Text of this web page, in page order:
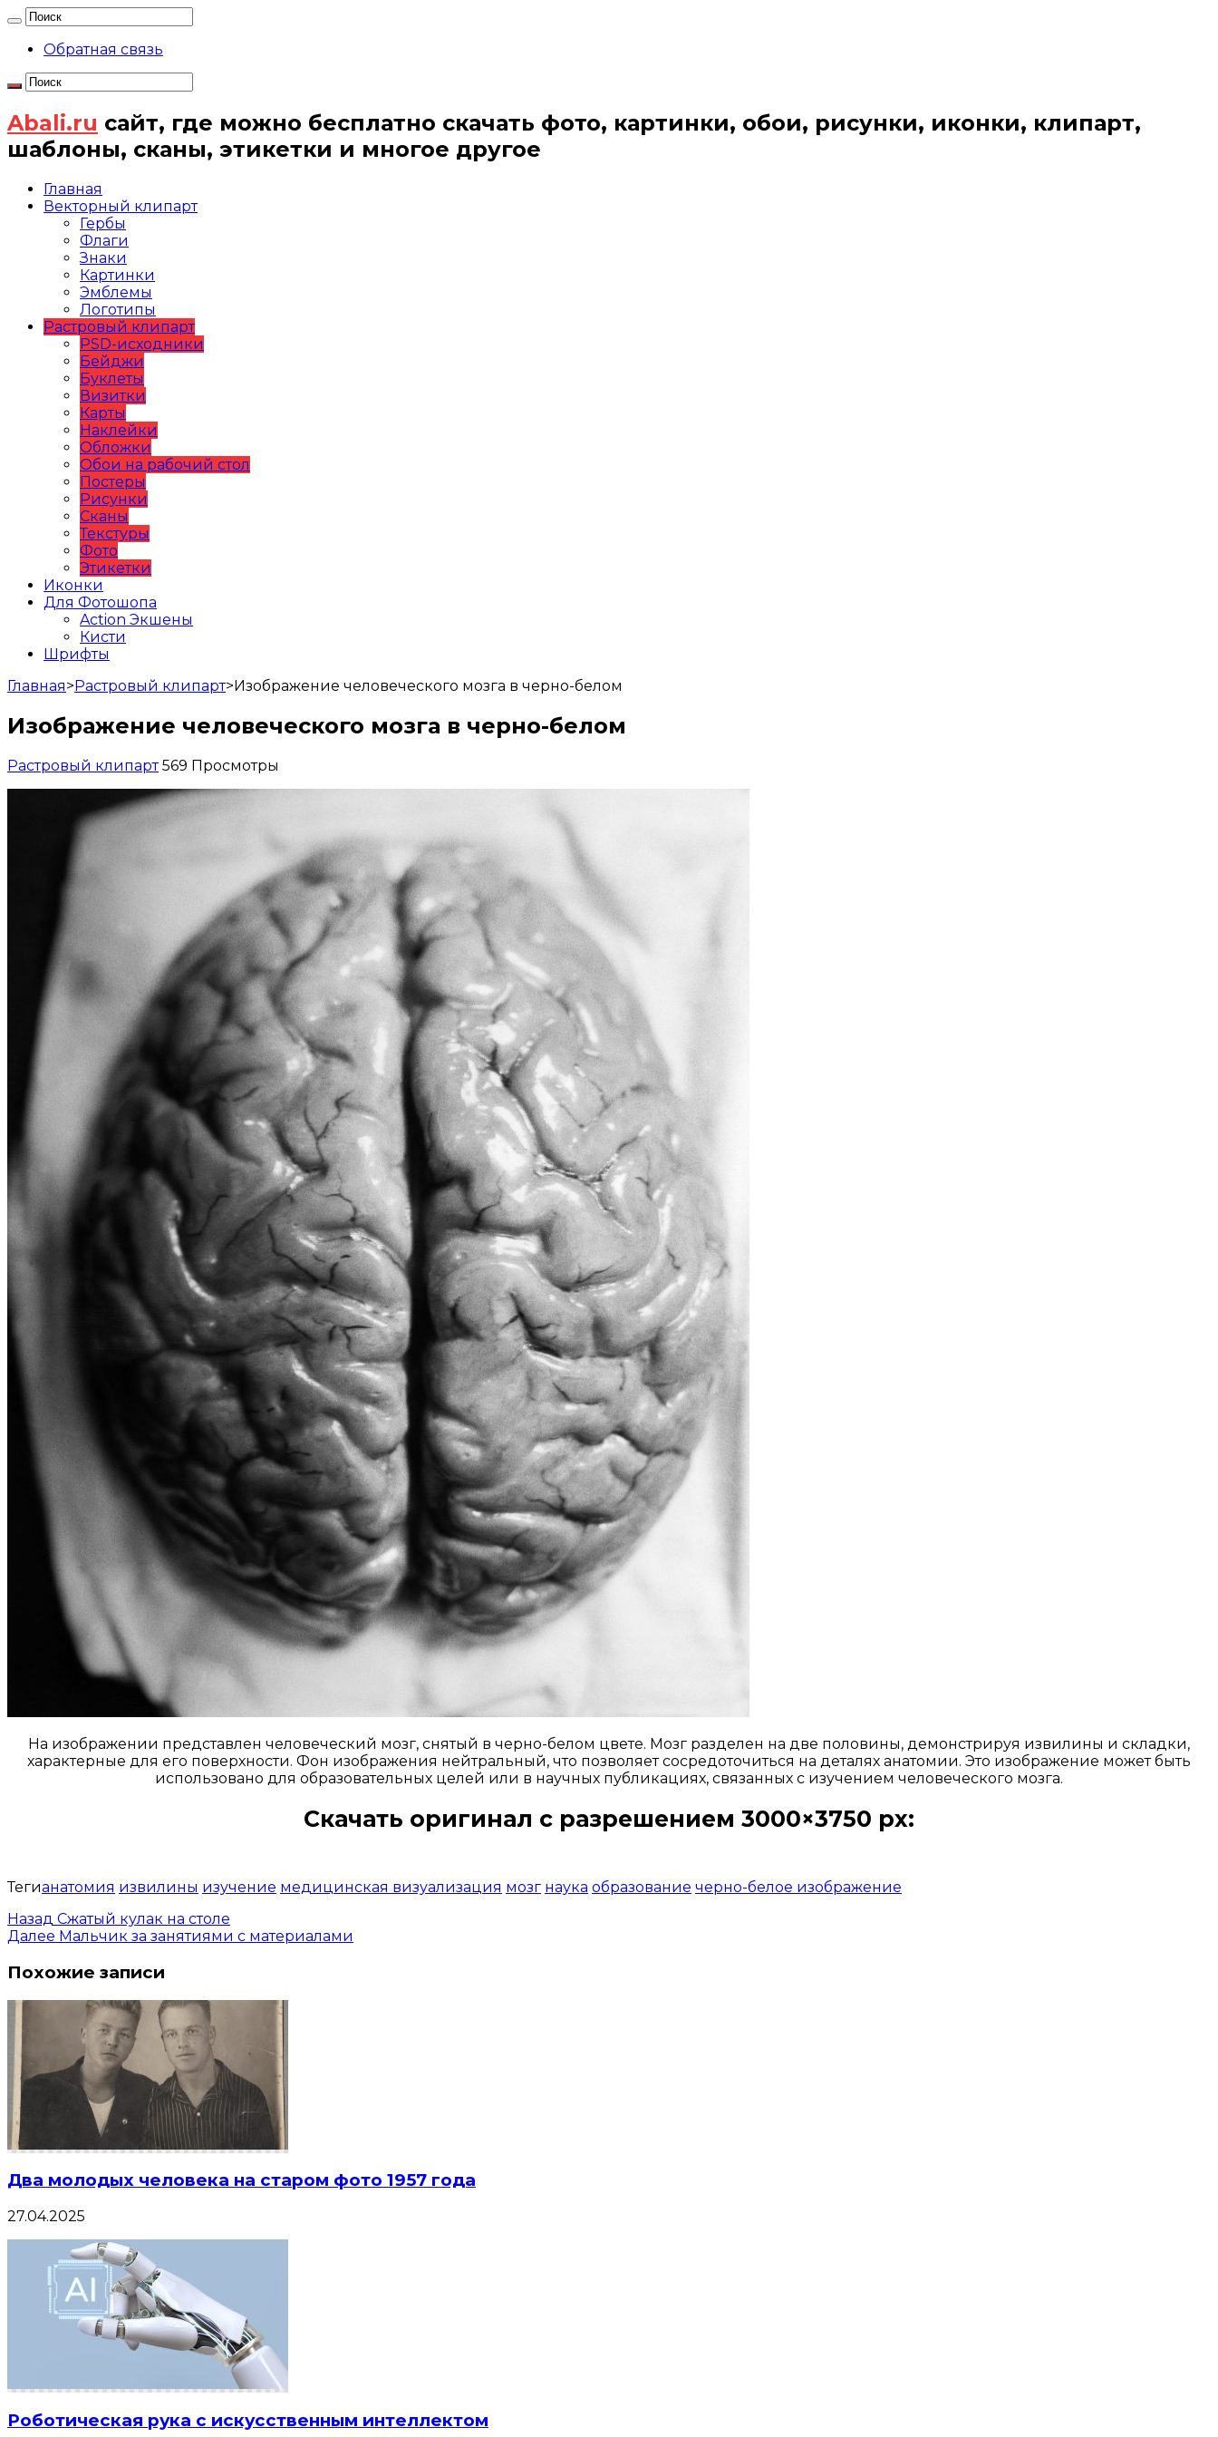
Обратная связь
Abali.ru сайт, где можно бесплатно скачать фото, картинки, обои, рисунки, иконки, клипарт,
шаблоны, сканы, этикетки и многое другое
Главная
Векторный клипарт
Гербы
Флаги
Знаки
Картинки
Эмблемы
Логотипы
Растровый клипарт
PSD-исходники
Бейджи
Буклеты
Визитки
Карты
Наклейки
Обложки
Обои на рабочий стол
Постеры
Рисунки
Сканы
Текстуры
Фото
Этикетки
Иконки
Для Фотошопа
Action Экшены
Кисти
Шрифты
Главная>Растровый клипарт>Изображение человеческого мозга в черно-белом
Изображение человеческого мозга в черно-белом
Растровый клипарт 569 Просмотры
На изображении представлен человеческий мозг, снятый в черно-белом цвете. Мозг разделен на две половины, демонстрируя извилины и складки,
характерные для его поверхности. Фон изображения нейтральный, что позволяет сосредоточиться на деталях анатомии. Это изображение может быть
использовано для образовательных целей или в научных публикациях, связанных с изучением человеческого мозга.
Скачать оригинал с разрешением 3000×3750 px:
Тегианатомия извилины изучение медицинская визуализация мозг наука образование черно-белое изображение
Назад Сжатый кулак на столе
Далее Мальчик за занятиями с материалами
Похожие записи
Два молодых человека на старом фото 1957 года
27.04.2025
Роботическая рука с искусственным интеллектом